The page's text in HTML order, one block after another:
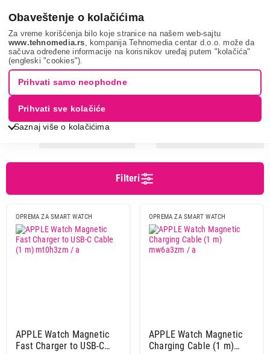
Obaveštenje o kolačićima
Za vreme korišćenja bilo koje stranice na našem web-sajtu
www.tehnomedia.rs , kompanija Tehnomedia centar d.o.o. može da
sačuva određene informacije na korisnikov uređaj putem "kolačića"
(engleski "cookies").
Saznaj više o kolačićima
Prihvati samo neophodne
Prihvati sve kolačiće
Mobilni telefoni i tableti Oprema za pametne satove
Punjači
za pametne satove
Cena od Cena do
PUNJAČI ZA PAMETNE SATOVE
Filteri
OPREMA ZA SMART WATCH
APPLE Watch Magnetic
Fast Charger to USB-C
OPREMA ZA SMART WATCH
APPLE Watch Magnetic
Charging Cable (1 m)